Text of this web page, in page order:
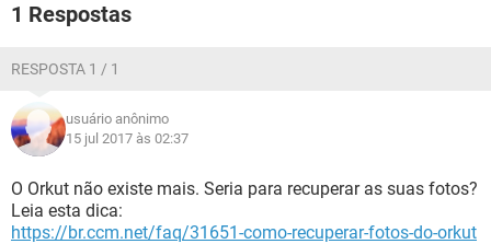
1 Respostas
RESPOSTA 1 / 1
usuário anônimo
15 jul 2017 às 02:37
O Orkut não existe mais. Seria para recuperar as suas fotos?
Leia esta dica:
https://br.ccm.net/faq/31651-como-recuperar-fotos-do-orkut